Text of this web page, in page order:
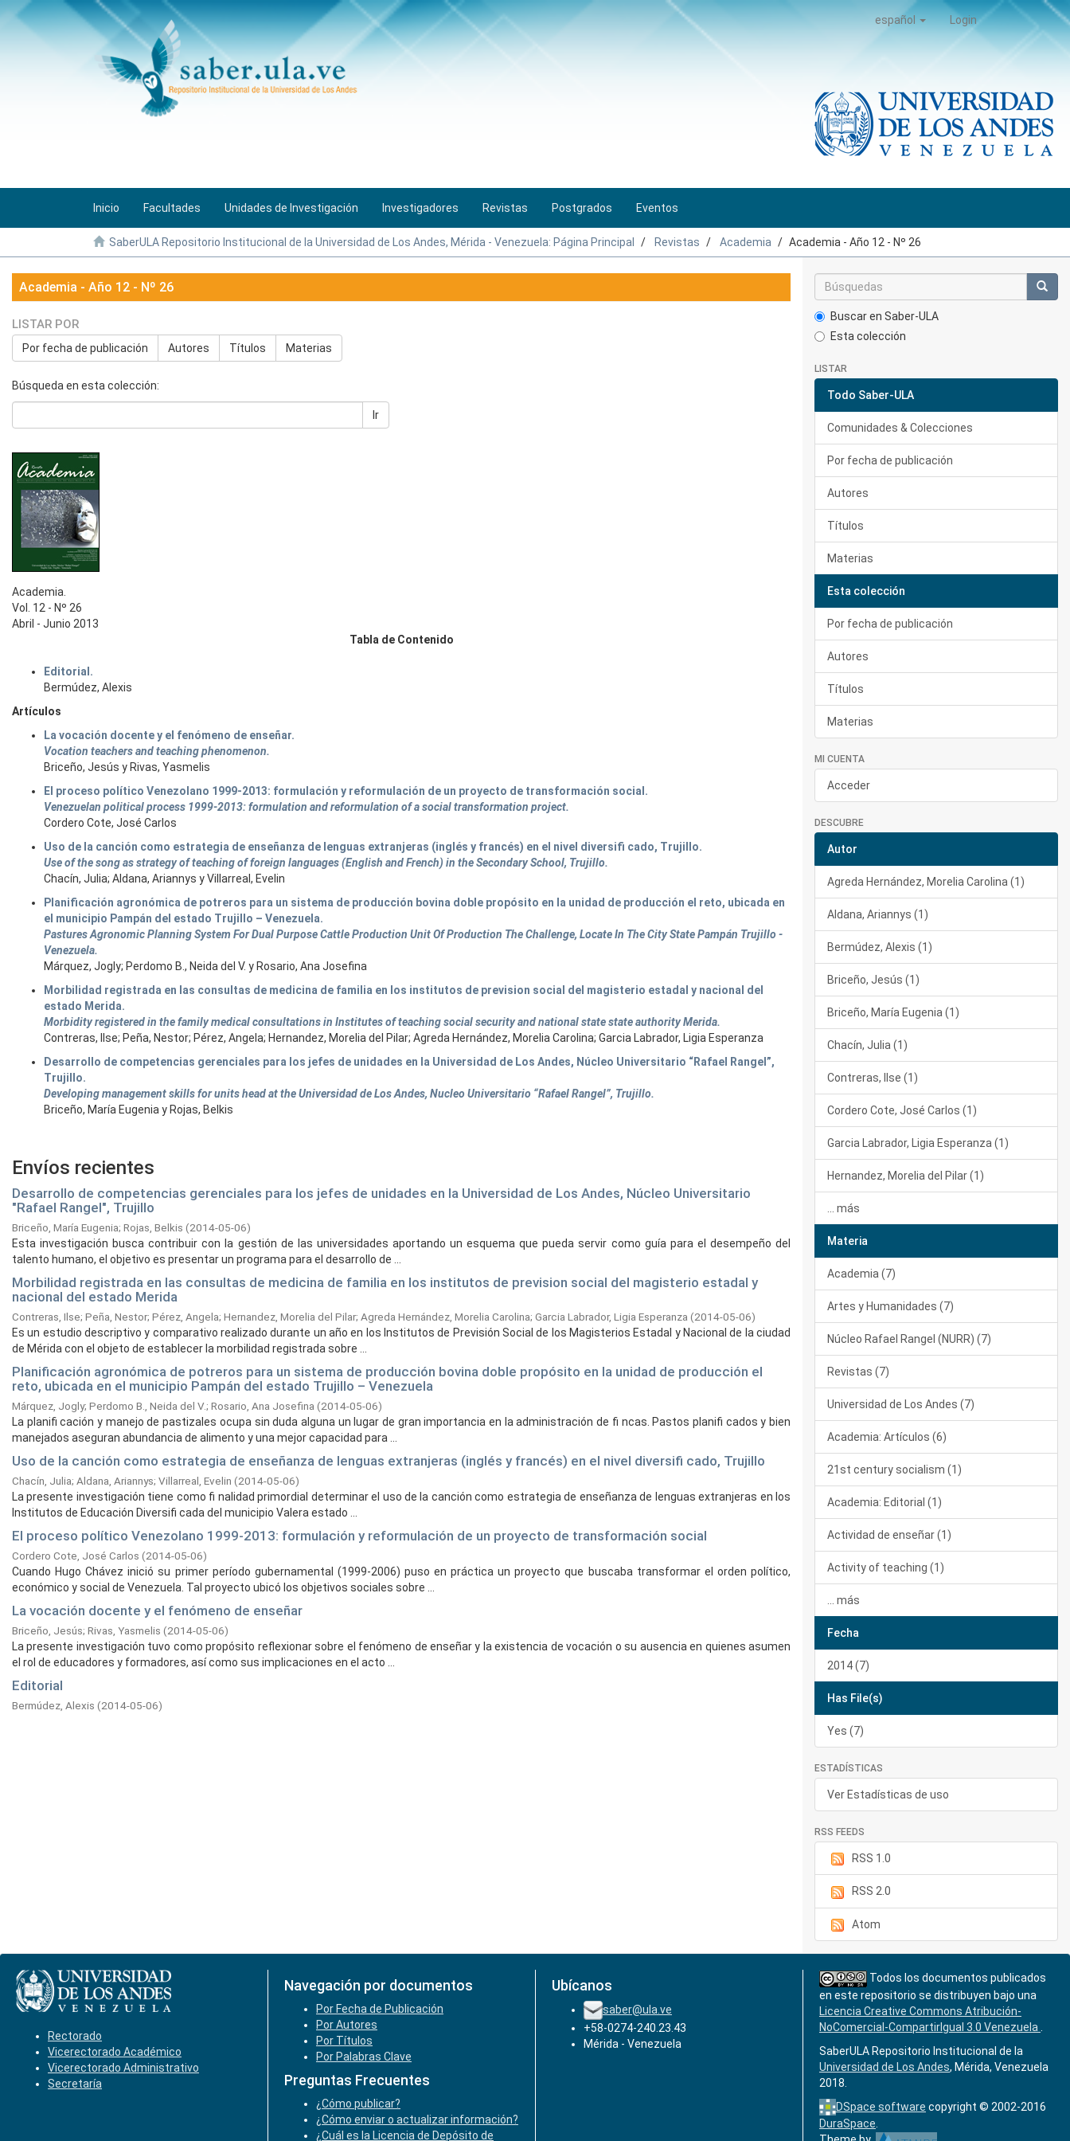
español Login
Inicio Facultades Unidades de Investigación Investigadores Revistas Postgrados Eventos
SaberULA Repositorio Institucional de la Universidad de Los Andes, Mérida - Venezuela: Página Principal Revistas Academia Academia - Año 12 - Nº 26
Academia - Año 12 - Nº 26
LISTAR POR
Por fecha de publicación Autores Títulos Materias
Búsqueda en esta colección:
Ir
Academia.
Vol. 12 - Nº 26
Abril - Junio 2013
Tabla de Contenido
Editorial.
Bermúdez, Alexis
Artículos
La vocación docente y el fenómeno de enseñar.
Vocation teachers and teaching phenomenon.
Briceño, Jesús y Rivas, Yasmelis
El proceso político Venezolano 1999-2013: formulación y reformulación de un proyecto de transformación social.
Venezuelan political process 1999-2013: formulation and reformulation of a social transformation project.
Cordero Cote, José Carlos
Uso de la canción como estrategia de enseñanza de lenguas extranjeras (inglés y francés) en el nivel diversifi cado, Trujillo.
Use of the song as strategy of teaching of foreign languages (English and French) in the Secondary School, Trujillo.
Chacín, Julia; Aldana, Ariannys y Villarreal, Evelin
Planificación agronómica de potreros para un sistema de producción bovina doble propósito en la unidad de producción el reto, ubicada en
el municipio Pampán del estado Trujillo – Venezuela.
Pastures Agronomic Planning System For Dual Purpose Cattle Production Unit Of Production The Challenge, Locate In The City State Pampán Trujillo -
Venezuela.
Márquez, Jogly; Perdomo B., Neida del V. y Rosario, Ana Josefina
Morbilidad registrada en las consultas de medicina de familia en los institutos de prevision social del magisterio estadal y nacional del
estado Merida.
Morbidity registered in the family medical consultations in Institutes of teaching social security and national state state authority Merida.
Contreras, Ilse; Peña, Nestor; Pérez, Angela; Hernandez, Morelia del Pilar; Agreda Hernández, Morelia Carolina; Garcia Labrador, Ligia Esperanza
Desarrollo de competencias gerenciales para los jefes de unidades en la Universidad de Los Andes, Núcleo Universitario “Rafael Rangel”,
Trujillo.
Developing management skills for units head at the Universidad de Los Andes, Nucleo Universitario “Rafael Rangel”, Trujillo.
Briceño, María Eugenia y Rojas, Belkis
Envíos recientes
Desarrollo de competencias gerenciales para los jefes de unidades en la Universidad de Los Andes, Núcleo Universitario
"Rafael Rangel", Trujillo
Briceño, María Eugenia; Rojas, Belkis (2014-05-06)
Esta investigación busca contribuir con la gestión de las universidades aportando un esquema que pueda servir como guía para el desempeño del
talento humano, el objetivo es presentar un programa para el desarrollo de ...
Morbilidad registrada en las consultas de medicina de familia en los institutos de prevision social del magisterio estadal y
nacional del estado Merida
Contreras, Ilse; Peña, Nestor; Pérez, Angela; Hernandez, Morelia del Pilar; Agreda Hernández, Morelia Carolina; Garcia Labrador, Ligia Esperanza (2014-05-06)
Es un estudio descriptivo y comparativo realizado durante un año en los Institutos de Previsión Social de los Magisterios Estadal y Nacional de la ciudad
de Mérida con el objeto de establecer la morbilidad registrada sobre ...
Planificación agronómica de potreros para un sistema de producción bovina doble propósito en la unidad de producción el
reto, ubicada en el municipio Pampán del estado Trujillo – Venezuela
Márquez, Jogly; Perdomo B., Neida del V.; Rosario, Ana Josefina (2014-05-06)
La planifi cación y manejo de pastizales ocupa sin duda alguna un lugar de gran importancia en la administración de fi ncas. Pastos planifi cados y bien
manejados aseguran abundancia de alimento y una mejor capacidad para ...
Uso de la canción como estrategia de enseñanza de lenguas extranjeras (inglés y francés) en el nivel diversifi cado, Trujillo
Chacín, Julia; Aldana, Ariannys; Villarreal, Evelin (2014-05-06)
La presente investigación tiene como fi nalidad primordial determinar el uso de la canción como estrategia de enseñanza de lenguas extranjeras en los
Institutos de Educación Diversifi cada del municipio Valera estado ...
El proceso político Venezolano 1999-2013: formulación y reformulación de un proyecto de transformación social
Cordero Cote, José Carlos (2014-05-06)
Cuando Hugo Chávez inició su primer período gubernamental (1999-2006) puso en práctica un proyecto que buscaba transformar el orden político,
económico y social de Venezuela. Tal proyecto ubicó los objetivos sociales sobre ...
La vocación docente y el fenómeno de enseñar
Briceño, Jesús; Rivas, Yasmelis (2014-05-06)
La presente investigación tuvo como propósito reflexionar sobre el fenómeno de enseñar y la existencia de vocación o su ausencia en quienes asumen
el rol de educadores y formadores, así como sus implicaciones en el acto ...
Editorial
Bermúdez, Alexis (2014-05-06)
Buscar en Saber-ULA
Esta colección
LISTAR
Todo Saber-ULA
Comunidades & Colecciones
Por fecha de publicación
Autores
Títulos
Materias
Esta colección
Por fecha de publicación
Autores
Títulos
Materias
MI CUENTA
Acceder
DESCUBRE
Autor
Agreda Hernández, Morelia Carolina (1)
Aldana, Ariannys (1)
Bermúdez, Alexis (1)
Briceño, Jesús (1)
Briceño, María Eugenia (1)
Chacín, Julia (1)
Contreras, Ilse (1)
Cordero Cote, José Carlos (1)
Garcia Labrador, Ligia Esperanza (1)
Hernandez, Morelia del Pilar (1)
... más
Materia
Academia (7)
Artes y Humanidades (7)
Núcleo Rafael Rangel (NURR) (7)
Revistas (7)
Universidad de Los Andes (7)
Academia: Artículos (6)
21st century socialism (1)
Academia: Editorial (1)
Actividad de enseñar (1)
Activity of teaching (1)
... más
Fecha
2014 (7)
Has File(s)
Yes (7)
ESTADÍSTICAS
Ver Estadísticas de uso
RSS FEEDS
RSS 1.0
RSS 2.0
Atom
Rectorado
Vicerectorado Académico
Vicerectorado Administrativo
Secretaría
Navegación por documentos
Por Fecha de Publicación
Por Autores
Por Títulos
Por Palabras Clave
Preguntas Frecuentes
¿Cómo publicar?
¿Cómo enviar o actualizar información?
¿Cuál es la Licencia de Depósito de
Ubícanos
saber@ula.ve
+58-0274-240.23.43
Mérida - Venezuela
Todos los documentos publicados
en este repositorio se distribuyen bajo una
Licencia Creative Commons Atribución-
NoComercial-CompartirIgual 3.0 Venezuela
SaberULA Repositorio Institucional de la
Universidad de Los Andes, Mérida, Venezuela
2018.
DSpace software copyright © 2002-2016
DuraSpace.